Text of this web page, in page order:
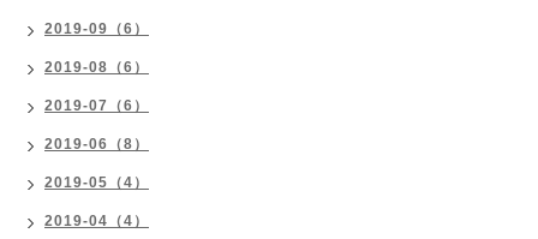
2019-09（6）
2019-08（6）
2019-07（6）
2019-06（8）
2019-05（4）
2019-04（4）